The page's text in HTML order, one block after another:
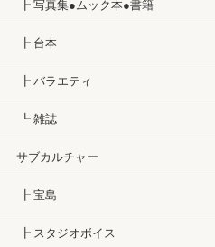
┣ 写真集●ムック本●書籍
┣ 台本
┣ バラエティ
┗ 雑誌
サブカルチャー
┣ 宝島
┣ スタジオボイス